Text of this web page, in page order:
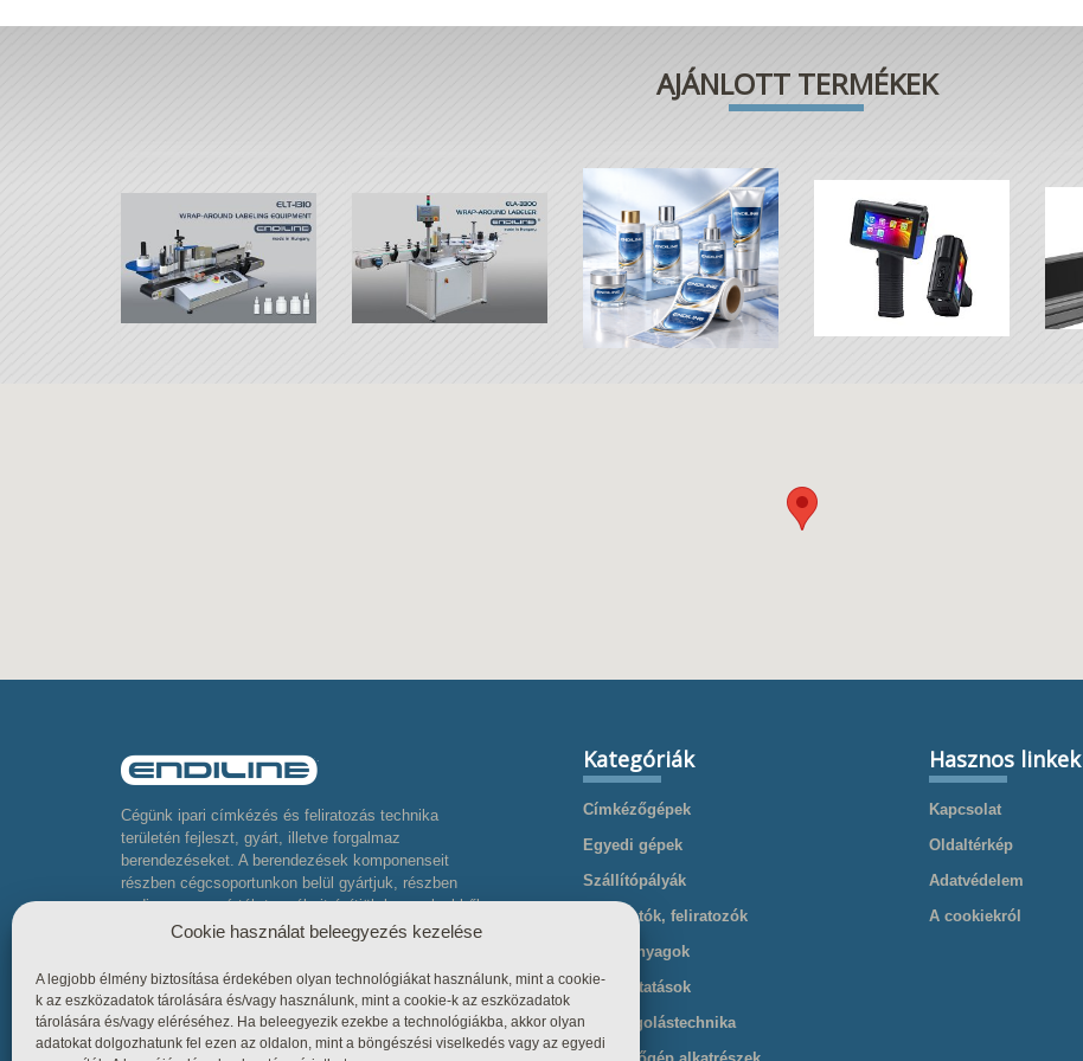
AJÁNLOTT TERMÉKEK
Cégünk ipari címkézés és feliratozás technika
területén fejleszt, gyárt, illetve forgalmaz
berendezéseket. A berendezések komponenseit
részben cégcsoportunkon belül gyártjuk, részben
pedig neves gyártók termékeit építjük be, melyekből
komplett összetett berendezéseket készítünk
Kategóriák
Címkézőgépek
Egyedi gépek
Szállítópályák
Nyomtatók, feliratozók
Kellékanyagok
Szolgáltatások
Csomagolástechnika
Hasznos linkek
Kapcsolat
Oldaltérkép
Adatvédelem
A cookiekról
Cookie használat beleegyezés kezelése
A legjobb élmény biztosítása érdekében olyan technológiákat használunk, mint a cookie-
k az eszközadatok tárolására és/vagy használunk, mint a cookie-k az eszközadatok
tárolására és/vagy eléréséhez. Ha beleegyezik ezekbe a technológiákba, akkor olyan
adatokat dolgozhatunk fel ezen az oldalon, mint a böngészési viselkedés vagy az egyedi